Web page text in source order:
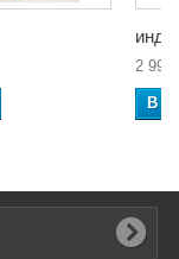
2
В